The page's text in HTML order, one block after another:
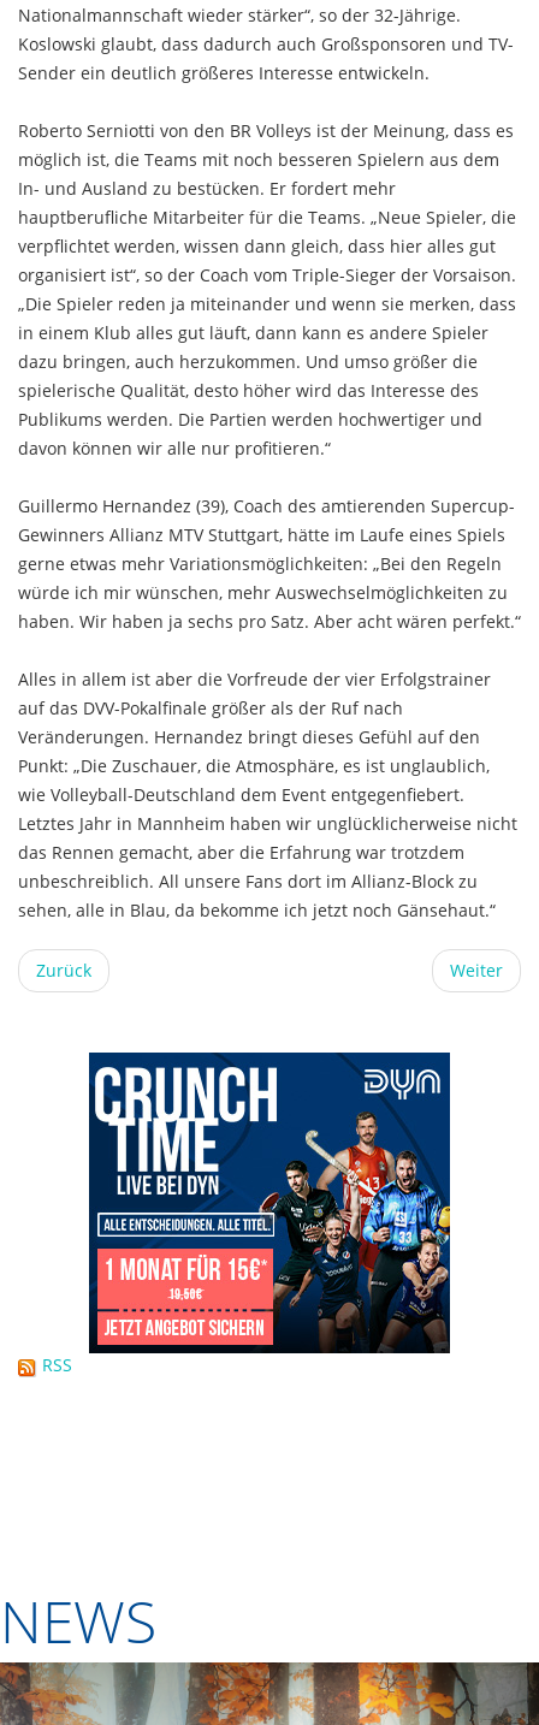
Nationalmannschaft wieder stärker“, so der 32-Jährige.
Koslowski glaubt, dass dadurch auch Großsponsoren und TV-
Sender ein deutlich größeres Interesse entwickeln.
Roberto Serniotti von den BR Volleys ist der Meinung, dass es
möglich ist, die Teams mit noch besseren Spielern aus dem
In- und Ausland zu bestücken. Er fordert mehr
hauptberufliche Mitarbeiter für die Teams. „Neue Spieler, die
verpflichtet werden, wissen dann gleich, dass hier alles gut
organisiert ist“, so der Coach vom Triple-Sieger der Vorsaison.
„Die Spieler reden ja miteinander und wenn sie merken, dass
in einem Klub alles gut läuft, dann kann es andere Spieler
dazu bringen, auch herzukommen. Und umso größer die
spielerische Qualität, desto höher wird das Interesse des
Publikums werden. Die Partien werden hochwertiger und
davon können wir alle nur profitieren.“
Guillermo Hernandez (39), Coach des amtierenden Supercup-
Gewinners Allianz MTV Stuttgart, hätte im Laufe eines Spiels
gerne etwas mehr Variationsmöglichkeiten: „Bei den Regeln
würde ich mir wünschen, mehr Auswechselmöglichkeiten zu
haben. Wir haben ja sechs pro Satz. Aber acht wären perfekt.“
Alles in allem ist aber die Vorfreude der vier Erfolgstrainer
auf das DVV-Pokalfinale größer als der Ruf nach
Veränderungen. Hernandez bringt dieses Gefühl auf den
Punkt: „Die Zuschauer, die Atmosphäre, es ist unglaublich,
wie Volleyball-Deutschland dem Event entgegenfiebert.
Letztes Jahr in Mannheim haben wir unglücklicherweise nicht
das Rennen gemacht, aber die Erfahrung war trotzdem
unbeschreiblich. All unsere Fans dort im Allianz-Block zu
sehen, alle in Blau, da bekomme ich jetzt noch Gänsehaut.“
Zurück Weiter
RSS
NEWS